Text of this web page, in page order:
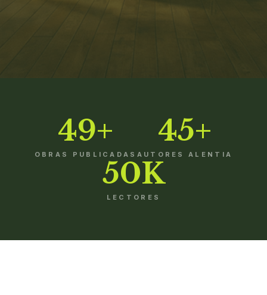
49+
OBRAS PUBLICADAS
45+
AUTORES ALENTIA
50K
LECTORES